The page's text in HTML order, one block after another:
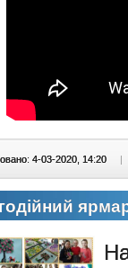
4-03-2020, 14:20 |